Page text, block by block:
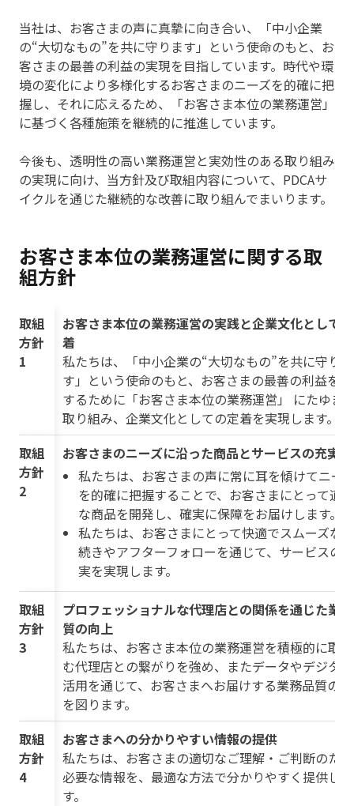
当社は、お客さまの声に真摯に向き合い、「中小企業
の“大切なもの”を共に守ります」という使命のもと、お
客さまの最善の利益の実現を目指しています。時代や環
境の変化により多様化するお客さまのニーズを的確に把
握し、それに応えるため、「お客さま本位の業務運営」
に基づく各種施策を継続的に推進しています。
今後も、透明性の高い業務運営と実効性のある取り組み
の実現に向け、当方針及び取組内容について、PDCAサ
イクルを通じた継続的な改善に取り組んでまいります。
お客さま本位の業務運営に関する取
組方針
取組
方針
1
お客さま本位の業務運営の実践と企業文化として
着
私たちは、「中小企業の“大切なもの”を共に守りま
す」という使命のもと、お客さまの最善の利益を
するために「お客さま本位の業務運営」 にたゆま
取り組み、企業文化としての定着を実現します。
取組
方針
2
お客さまのニーズに沿った商品とサービスの充実
私たちは、お客さまの声に常に耳を傾けてニー
を的確に把握することで、お客さまにとって適切
な商品を開発し、確実に保障をお届けします。
私たちは、お客さまにとって快適でスムーズな手
続きやアフターフォローを通じて、サービスの充
実を実現します。
取組
方針
3
プロフェッショナルな代理店との関係を通じた業
質の向上
私たちは、お客さま本位の業務運営を積極的に取
む代理店との繋がりを強め、またデータやデジタ
活用を通じて、お客さまへお届けする業務品質の
を図ります。
取組
方針
4
お客さまへの分かりやすい情報の提供
私たちは、お客さまの適切なご理解・ご判断のた
必要な情報を、最適な方法で分かりやすく提供しま
す。